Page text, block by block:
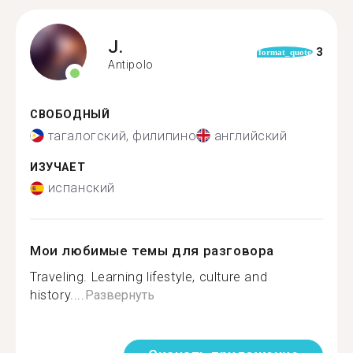
J.
Antipolo
format_quote 3
СВОБОДНЫЙ
тагалогский, филипино английский
ИЗУЧАЕТ
испанский
Мои любимые темы для разговора
Traveling. Learning lifestyle, culture and
history....Развернуть